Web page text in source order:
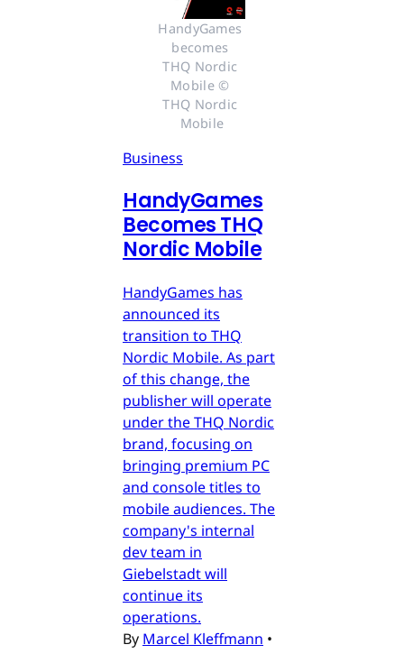
HandyGames
becomes
THQ Nordic
Mobile ©
THQ Nordic
Mobile
Business
HandyGames
Becomes THQ
Nordic Mobile
HandyGames has
announced its
transition to THQ
Nordic Mobile. As part
of this change, the
publisher will operate
under the THQ Nordic
brand, focusing on
bringing premium PC
and console titles to
mobile audiences. The
company's internal
dev team in
Giebelstadt will
continue its
operations.
By Marcel Kleffmann •